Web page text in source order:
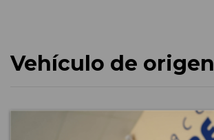
Vehículo de origen